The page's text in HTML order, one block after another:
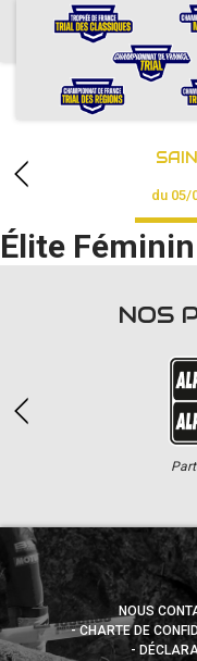
ACCUEIL
CALENDRIER
CHAMPIONNAT
RÉSULTATS
PHOTOS /
PARTENAIRES
du 05/
Élite Féminin
NOS
NOUS
CHARTE DE